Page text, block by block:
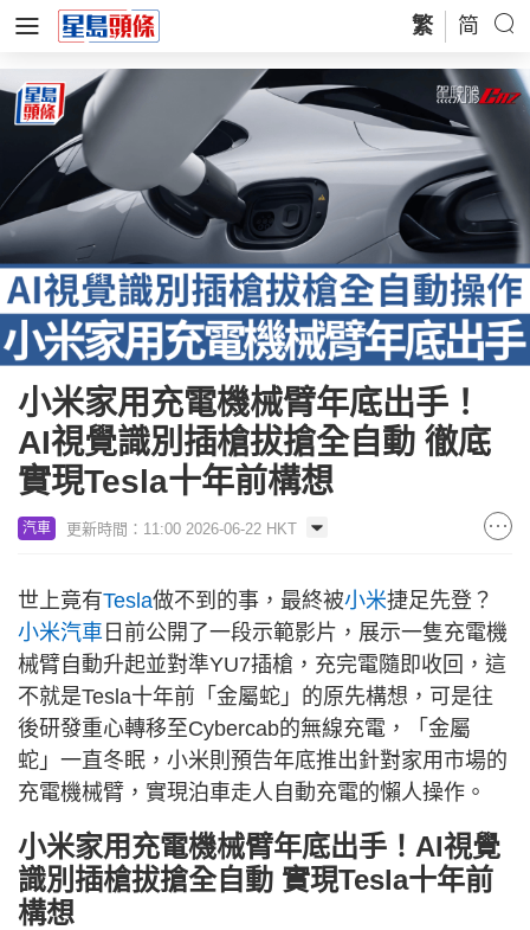
繁 简
小米家用充電機械臂年底出手！
AI視覺識別插槍拔搶全自動 徹底
實現Tesla十年前構想
汽車 更新時間：11:00 2026-06-22 HKT
世上竟有Tesla做不到的事，最終被小米捷足先登？
小米汽車 日前公開了一段示範影片，展示一隻充電機
械臂自動升起並對準YU7插槍，充完電隨即收回，這
不就是Tesla十年前「金屬蛇」的原先構想，可是往
後研發重心轉移至Cybercab的無線充電，「金屬
蛇」一直冬眠，小米則預告年底推出針對家用市場的
充電機械臂，實現泊車走人自動充電的懶人操作。
小米家用充電機械臂年底出手！AI視覺
識別插槍拔搶全自動 實現Tesla十年前
構想